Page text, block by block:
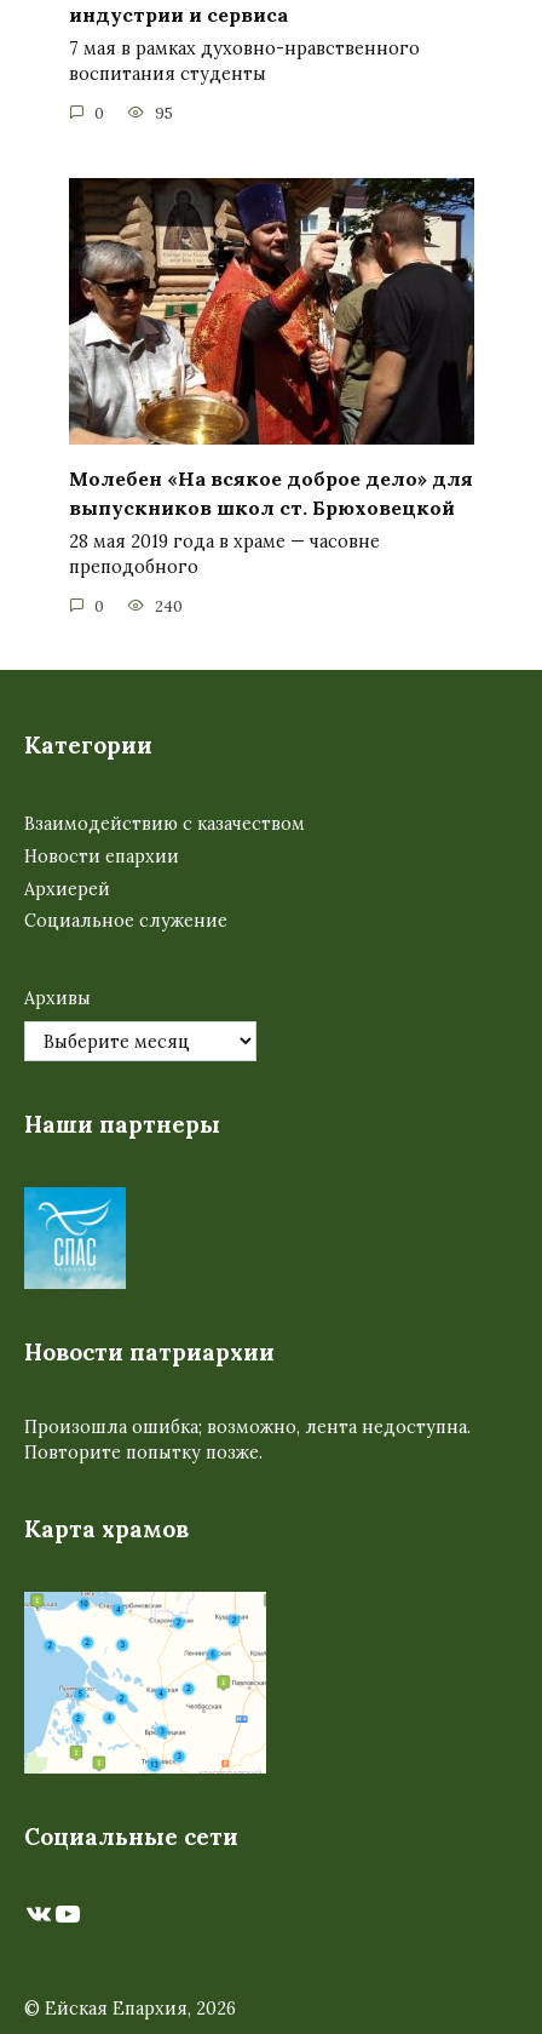
индустрии и сервиса
7 мая в рамках духовно-нравственного
воспитания студенты
0 95
Молебен «На всякое доброе дело» для
выпускников школ ст. Брюховецкой
28 мая 2019 года в храме — часовне
преподобного
0 240
Категории
Взаимодействию с казачеством
Новости епархии
Архиерей
Социальное служение
Архивы
Наши партнеры
Новости патриархии
Произошла ошибка; возможно, лента недоступна.
Повторите попытку позже.
Карта храмов
Социальные сети
ВКонтакте
YouTube
© Ейская Епархия, 2026